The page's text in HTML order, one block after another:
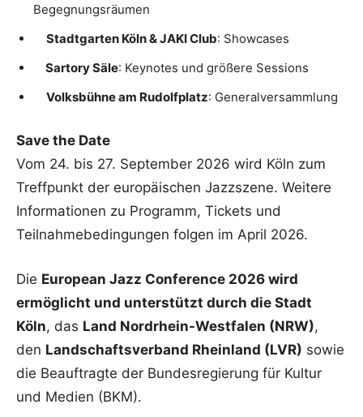
Begegnungsräumen
Stadtgarten Köln & JAKI Club: Showcases
Sartory Säle: Keynotes und größere Sessions
Volksbühne am Rudolfplatz: Generalversammlung
Save the Date
Vom 24. bis 27. September 2026 wird Köln zum
Treffpunkt der europäischen Jazzszene. Weitere
Informationen zu Programm, Tickets und
Teilnahmebedingungen folgen im April 2026.
Die European Jazz Conference 2026 wird
ermöglicht und unterstützt durch die Stadt
Köln, das Land Nordrhein-Westfalen (NRW),
den Landschaftsverband Rheinland (LVR) sowie
die Beauftragte der Bundesregierung für Kultur
und Medien (BKM).